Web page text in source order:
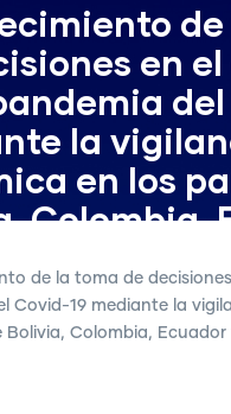
en
la
en los
Colombia,
de la toma de
Covid-19 mediante la
Bolivia, Colombia, Ecuador